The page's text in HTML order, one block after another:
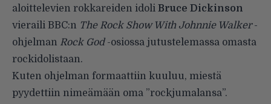
aloittelevien rokkareiden idoli Bruce Dickinson
vieraili BBC:n The Rock Show With Johnnie Walker-
ohjelman Rock God-osiossa jutustelemassa omasta
rockidolistaan.
Kuten ohjelman formaattiin kuuluu, miestä
pyydettiin nimeämään oma ”rockjumalansa”.